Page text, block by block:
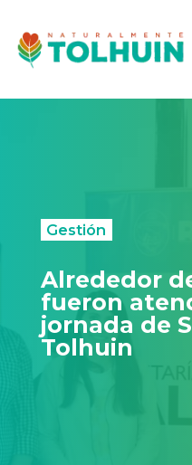
Gestión
Alrededor
fueron
jornada de
Tolhuin